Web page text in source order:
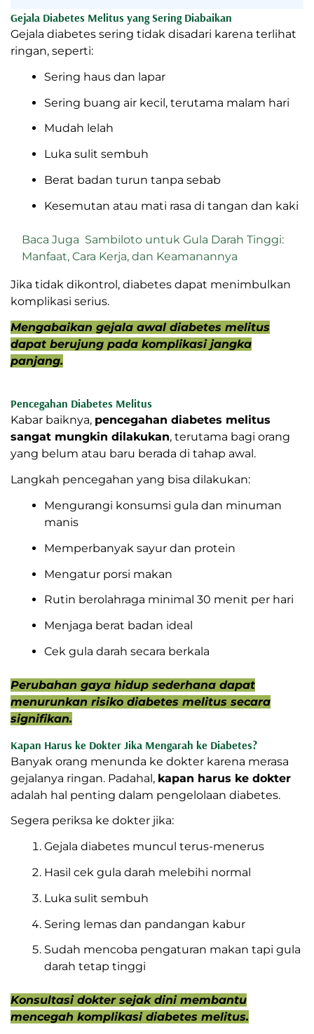
Gejala Diabetes Melitus yang Sering Diabaikan
Gejala diabetes sering tidak disadari karena terlihat
ringan, seperti:
Sering haus dan lapar
Sering buang air kecil, terutama malam hari
Mudah lelah
Luka sulit sembuh
Berat badan turun tanpa sebab
Kesemutan atau mati rasa di tangan dan kaki
Baca Juga Sambiloto untuk Gula Darah Tinggi:
Manfaat, Cara Kerja, dan Keamanannya
Jika tidak dikontrol, diabetes dapat menimbulkan
komplikasi serius.
Mengabaikan gejala awal diabetes melitus
dapat berujung pada komplikasi jangka
panjang.
Pencegahan Diabetes Melitus
Kabar baiknya, pencegahan diabetes melitus
sangat mungkin dilakukan, terutama bagi orang
yang belum atau baru berada di tahap awal.
Langkah pencegahan yang bisa dilakukan:
Mengurangi konsumsi gula dan minuman
manis
Memperbanyak sayur dan protein
Mengatur porsi makan
Rutin berolahraga minimal 30 menit per hari
Menjaga berat badan ideal
Cek gula darah secara berkala
Perubahan gaya hidup sederhana dapat
menurunkan risiko diabetes melitus secara
signifikan.
Kapan Harus ke Dokter Jika Mengarah ke Diabetes?
Banyak orang menunda ke dokter karena merasa
gejalanya ringan. Padahal, kapan harus ke dokter
adalah hal penting dalam pengelolaan diabetes.
Segera periksa ke dokter jika:
Gejala diabetes muncul terus-menerus
Hasil cek gula darah melebihi normal
Luka sulit sembuh
Sering lemas dan pandangan kabur
Sudah mencoba pengaturan makan tapi gula
darah tetap tinggi
Konsultasi dokter sejak dini membantu
mencegah komplikasi diabetes melitus.